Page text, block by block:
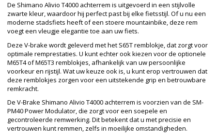
De Shimano Alivio T4000 achterrem is uitgevoerd in een stijlvolle
zwarte kleur, waardoor hij perfect past bij elke fietsstijl. Of u nu een
moderne stadsfiets heeft of een stoere mountainbike, deze rem
voegt een vleugje elegantie toe aan uw fiets.
Deze V-brake wordt geleverd met het S65T remblokje, dat zorgt voor
optimale remprestaties. U kunt echter ook kiezen voor de optionele
M65T4 of M65T3 remblokjes, afhankelijk van uw persoonlijke
voorkeur en rijstijl. Wat uw keuze ook is, u kunt erop vertrouwen dat
deze remblokjes zorgen voor een uitstekende grip en betrouwbare
remkracht.
De V-Brake Shimano Alivio T4000 achterrem is voorzien van de SM-
PM40 Power Modulator, die zorgt voor een soepele en
gecontroleerde remwerking. Dit betekent dat u met precisie en
vertrouwen kunt remmen, zelfs in moeilijke omstandigheden.